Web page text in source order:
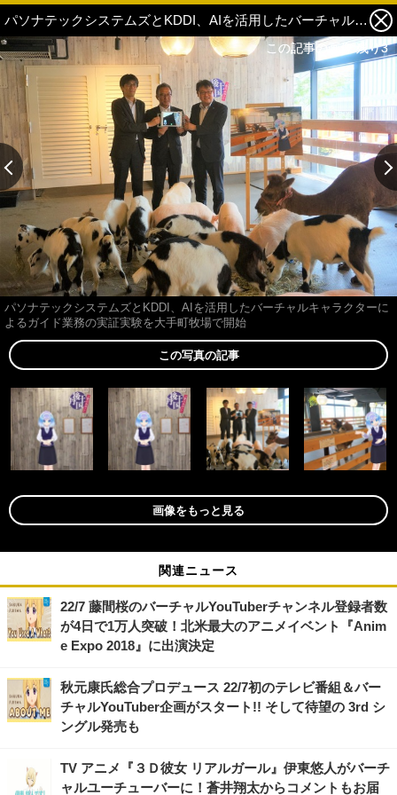
パソナテックシステムズとKDDI、AIを活用したバーチャルキャラクターによるガイド業務の実証実験を大手町牧場で開始 3枚目の写真・画像
パソナテックシステムズとKDDI、AIを活用したバーチャルキャラクターに
よるガイド業務の実証実験を大手町牧場で開始
この記事の画像 残り3
この写真の記事
画像をもっと見る
関連ニュース
22/7 藤間桜のバーチャルYouTuberチャンネル登録者数
が4日で1万人突破！北米最大のアニメイベント『Anim
e Expo 2018』に出演決定
秋元康氏総合プロデュース 22/7初のテレビ番組＆バー
チャルYouTuber企画がスタート!! そして待望の 3rd シ
ングル発売も
TV アニメ『３Ｄ彼女 リアルガール』伊東悠人がバーチ
ャルユーチューバーに！蒼井翔太からコメントもお届
この記事の画像 残り3